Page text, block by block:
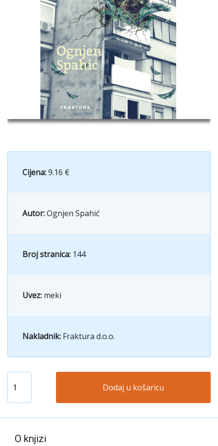
Cijena:9.16 €
Autor:Ognjen Spahić
Broj stranica: 144
Uvez: meki
Nakladnik: Fraktura d.o.o.
Dodaj u košaricu
O knjizi